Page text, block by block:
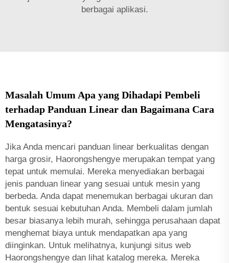
berbagai aplikasi.
Masalah Umum Apa yang Dihadapi Pembeli
terhadap Panduan Linear dan Bagaimana Cara
Mengatasinya?
Jika Anda mencari panduan linear berkualitas dengan
harga grosir, Haorongshengye merupakan tempat yang
tepat untuk memulai. Mereka menyediakan berbagai
jenis panduan linear yang sesuai untuk mesin yang
berbeda. Anda dapat menemukan berbagai ukuran dan
bentuk sesuai kebutuhan Anda. Membeli dalam jumlah
besar biasanya lebih murah, sehingga perusahaan dapat
menghemat biaya untuk mendapatkan apa yang
diinginkan. Untuk melihatnya, kunjungi situs web
Haorongshengye dan lihat katalog mereka. Mereka